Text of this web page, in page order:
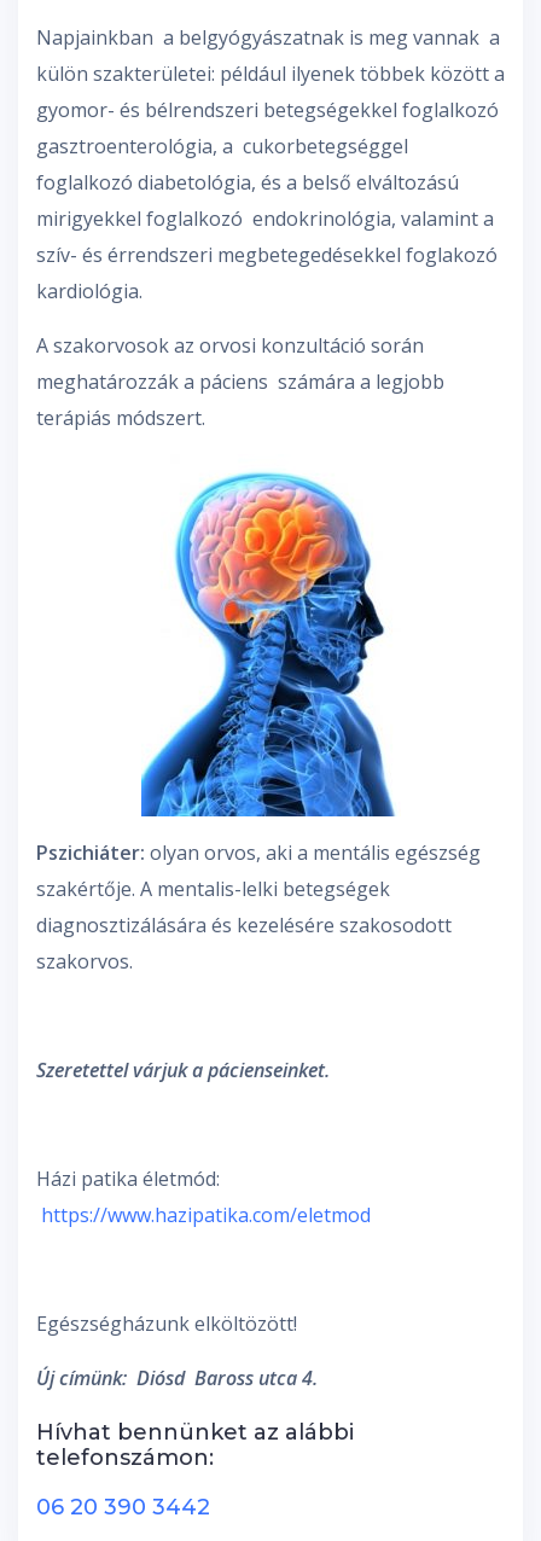
Napjainkban a belgyógyászatnak is meg vannak a
külön szakterületei: például ilyenek többek között a
gyomor- és bélrendszeri betegségekkel foglalkozó
gasztroenterológia, a cukorbetegséggel
foglalkozó diabetológia, és a belső elváltozású
mirigyekkel foglalkozó endokrinológia, valamint a
szív- és érrendszeri megbetegedésekkel foglakozó
kardiológia.
A szakorvosok az orvosi konzultáció során
meghatározzák a páciens számára a legjobb
terápiás módszert.
Pszichiáter: olyan orvos, aki a mentális egészség
szakértője. A mentalis-lelki betegségek
diagnosztizálására és kezelésére szakosodott
szakorvos.
Szeretettel várjuk a pácienseinket.
Házi patika életmód:
https://www.hazipatika.com/eletmod
Egészségházunk elköltözött!
Új címünk: Diósd Baross utca 4.
Hívhat bennünket az alábbi
telefonszámon:
06 20 390 3442